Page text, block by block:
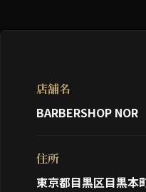
店舗名
BARBERSHOP NOR
住所
東京都目黒区目黒本